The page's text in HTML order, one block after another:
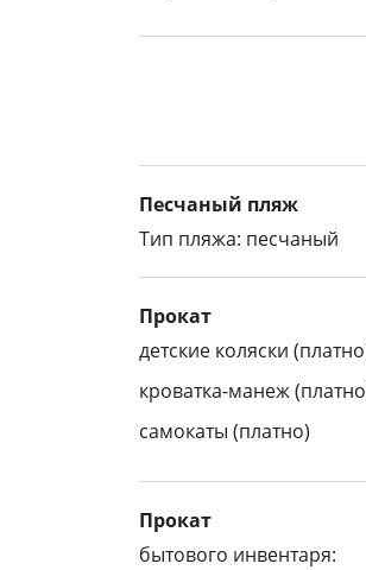
Песчаный пляж
Тип пляжа: песчаный
Прокат
детские коляски
кроватка-манеж
самокаты (платно)
Прокат
бытового инвентаря: